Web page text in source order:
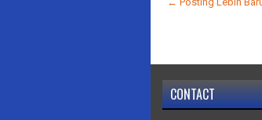
CONTACT